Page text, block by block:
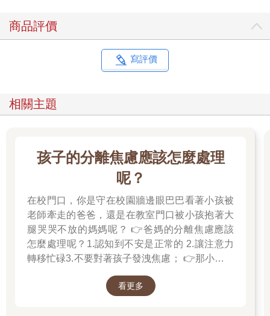
商品評價
寫評價
相關主題
孩子的分離焦慮應該怎麼處理
呢？
在校門口，你是守在校園牆邊眼巴巴看著小孩被
老師牽走的爸爸，還是在教室門口被小孩抱著大
腿哭哭不放的媽媽呢？ 👉爸媽的分離焦慮應該
怎麼處理呢？1.認知到不安是正常的 2.讓注意力
轉移忙碌3.不要對著孩子發洩焦慮； 👉那小朋友
也許是熟悉的玩偶增加安全感 2.與孩子分開時請
看更多